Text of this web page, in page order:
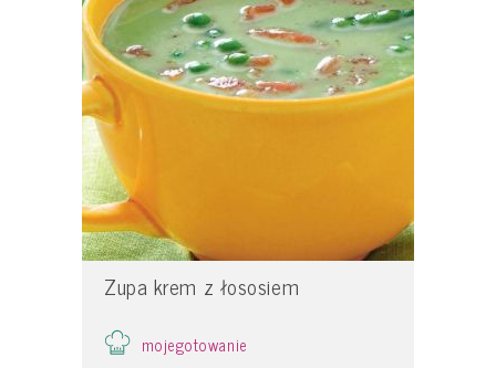
Zupa krem z łososiem
mojegotowanie